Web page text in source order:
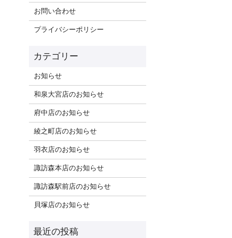
お問い合わせ
プライバシーポリシー
お知らせ
和泉大宮店のお知らせ
府中店のお知らせ
綾之町店のお知らせ
羽衣店のお知らせ
諏訪森本店のお知らせ
諏訪森駅前店のお知らせ
貝塚店のお知らせ